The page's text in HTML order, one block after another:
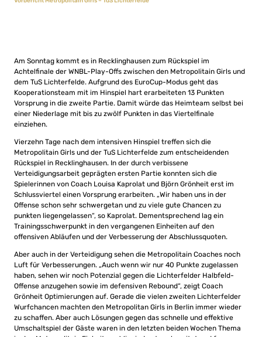
Am Sonntag kommt es in Recklinghausen zum Rückspiel im
Achtelfinale der WNBL-Play-Offs zwischen den Metropolitain Girls und
dem TuS Lichterfelde. Aufgrund des EuroCup-Modus geht das
Kooperationsteam mit im Hinspiel hart erarbeiteten 13 Punkten
Vorsprung in die zweite Partie. Damit würde das Heimteam selbst bei
einer Niederlage mit bis zu zwölf Punkten in das Viertelfinale
einziehen.
Vierzehn Tage nach dem intensiven Hinspiel treffen sich die
Metropolitain Girls und der TuS Lichterfelde zum entscheidenden
Rückspiel in Recklinghausen. In der durch verbissene
Verteidigungsarbeit geprägten ersten Partie konnten sich die
Spielerinnen von Coach Louisa Kaprolat und Björn Grönheit erst im
Schlussviertel einen Vorsprung erarbeiten. „Wir haben uns in der
Offense schon sehr schwergetan und zu viele gute Chancen zu
punkten liegengelassen“, so Kaprolat. Dementsprechend lag ein
Trainingsschwerpunkt in den vergangenen Einheiten auf den
offensiven Abläufen und der Verbesserung der Abschlussquoten.
Aber auch in der Verteidigung sehen die Metropolitain Coaches noch
Luft für Verbesserungen. „Auch wenn wir nur 40 Punkte zugelassen
haben, sehen wir noch Potenzial gegen die Lichterfelder Halbfeld-
Offense anzugehen sowie im defensiven Rebound“, zeigt Coach
Grönheit Optimierungen auf. Gerade die vielen zweiten Lichterfelder
Wurfchancen machten den Metropolitan Girls in Berlin immer wieder
zu schaffen. Aber auch Lösungen gegen das schnelle und effektive
Umschaltspiel der Gäste waren in den letzten beiden Wochen Thema